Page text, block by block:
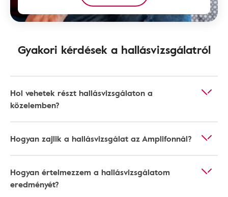
Gyakori kérdések a hallásvizsgálatról
Hol vehetek részt hallásvizsgálaton a
közelemben?
Hogyan zajlik a hallásvizsgálat az Amplifonnál?
Hogyan értelmezzem a hallásvizsgálatom
eredményét?